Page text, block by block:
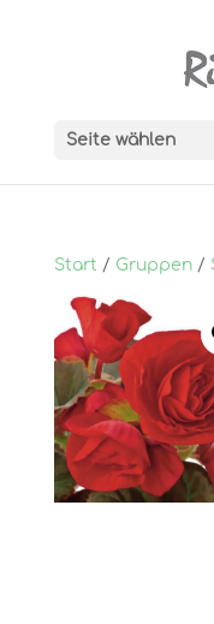
Seite wählen
Start / Gruppen/